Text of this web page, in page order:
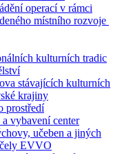
operací v rámci
místního rozvoje
kulturních tradic
stávajících kulturních
krajiny
prostředí
vybavení center
učeben a jiných
EVVO